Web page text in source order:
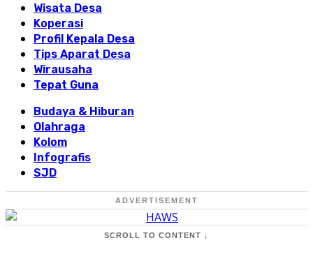
Wisata Desa
Koperasi
Profil Kepala Desa
Tips Aparat Desa
Wirausaha
Tepat Guna
Budaya & Hiburan
Olahraga
Kolom
Infografis
SJD
ADVERTISEMENT
SCROLL TO CONTENT ↓